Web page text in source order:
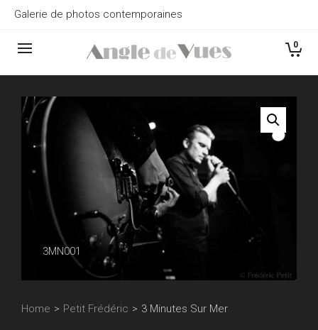
Galerie de photos contemporaines
0
3MN001
Home > Petit Frédéric > 3 Minutes Sur Mer